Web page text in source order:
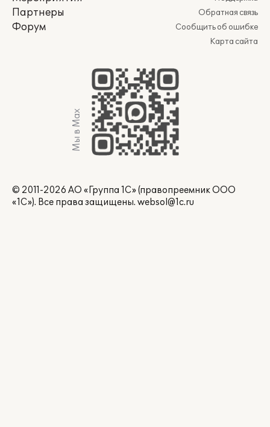
Партнеры
Форум
Обратная связь
Сообщить об ошибке
Карта сайта
Мы в Max
© 2011-2026 АО «Группа 1С» (правопреемник ООО
«1С»). Все права защищены. websol@1c.ru